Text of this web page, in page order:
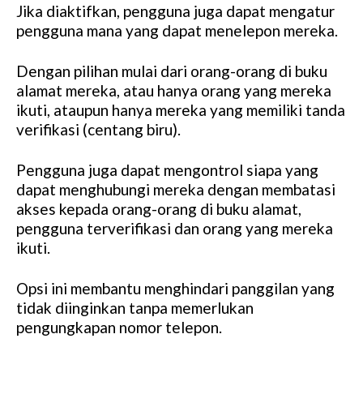
Jika diaktifkan, pengguna juga dapat mengatur
pengguna mana yang dapat menelepon mereka.
Dengan pilihan mulai dari orang-orang di buku
alamat mereka, atau hanya orang yang mereka
ikuti, ataupun hanya mereka yang memiliki tanda
verifikasi (centang biru).
Pengguna juga dapat mengontrol siapa yang
dapat menghubungi mereka dengan membatasi
akses kepada orang-orang di buku alamat,
pengguna terverifikasi dan orang yang mereka
ikuti.
Opsi ini membantu menghindari panggilan yang
tidak diinginkan tanpa memerlukan
pengungkapan nomor telepon.